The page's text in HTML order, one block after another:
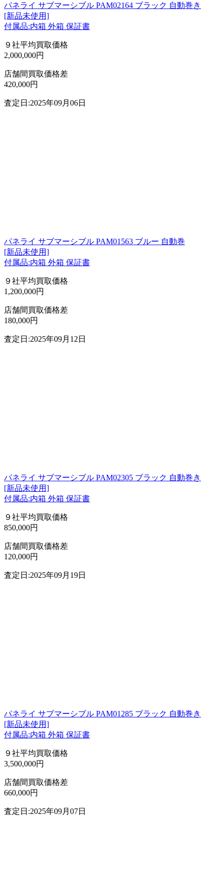
パネライ サブマーシブル PAM02164 ブラック 自動巻き
[新品未使用]
付属品:内箱 外箱 保証書
９社平均買取価格
2,000,000円
店舗間買取価格差
420,000円
査定日:2025年09月06日
パネライ サブマーシブル PAM01563 ブルー 自動巻
[新品未使用]
付属品:内箱 外箱 保証書
９社平均買取価格
1,200,000円
店舗間買取価格差
180,000円
査定日:2025年09月12日
パネライ サブマーシブル PAM02305 ブラック 自動巻き
[新品未使用]
付属品:内箱 外箱 保証書
９社平均買取価格
850,000円
店舗間買取価格差
120,000円
査定日:2025年09月19日
パネライ サブマーシブル PAM01285 ブラック 自動巻き
[新品未使用]
付属品:内箱 外箱 保証書
９社平均買取価格
3,500,000円
店舗間買取価格差
660,000円
査定日:2025年09月07日